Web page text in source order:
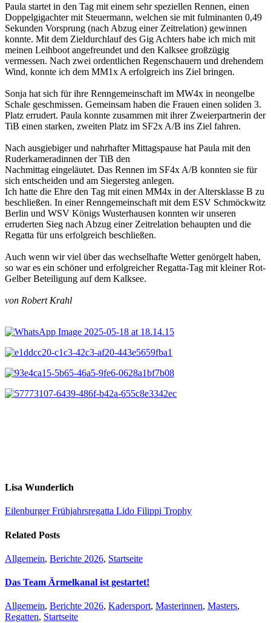
Paula startet in den Tag mit einem sehr speziellen Rennen, einen
Doppelgigachter mit Steuermann, welchen sie mit fulminanten 0,49
Sekunden Vorsprung (nach Abzug einer Zeitrelation) gewinnen
konnte. Mit dem Zieldurchlauf des Gig Achters habe ich mich mit
meinen Leihboot angefreundet und den Kalksee großzügig
vermessen. Nach zwei ordentlichen Regenschauern und drehendem
Wind, konnte ich dem MM1x A erfolgreich ins Ziel bringen.
Sonja hat sich für ihre Renngemeinschaft im MW4x in neongelbe
Schale geschmissen. Gemeinsam haben die Frauen einen soliden 3.
Platz errudert. Paula konnte zusammen mit ihrer Zweierpartnerin der
TiB einen starken, zweiten Platz im SF2x A/B ins Ziel fahren.
Nach ausgiebiger und nahrhafterMittagspause hat Paula mit den
Ruderkameradinnen der TiB den
Nachmittag eingeläutet. Das Rennen im SF4x A/B konnten sie für
sich entscheiden und am Siegersteg anlegen.
Ich hatte die Ehre den Tag mit einen MM4x in der Altersklasse B zu
beschließen. In einerRenngemeinschaft mit dem ESV Schmöckwitz
Berlin und WSV Königs Wusterhausen konnten wir unseren
erruderten Sieg nach Abzug einer Zeitrelation behaupten und die
Regatta für uns erfolgreich beschließen.
Auch wenn wir viel über das wechselhafte Wetter genörgelt haben,
so war es ein schöner und erfolgreicher Regatta-Tag mit kleiner Rot-
Gelber Beteiligung auf dem Kalksee.
von Robert Krahl
Lisa Wunderlich
Eilenburger Frühjahrsregatta Lido Filippi Trophy
Related Posts
Allgemein, Berichte 2026, Startseite
Das Team Ärmelkanal ist gestartet!
Allgemein, Berichte 2026, Kadersport, Masterinnen, Masters,
Regatten, Startseite